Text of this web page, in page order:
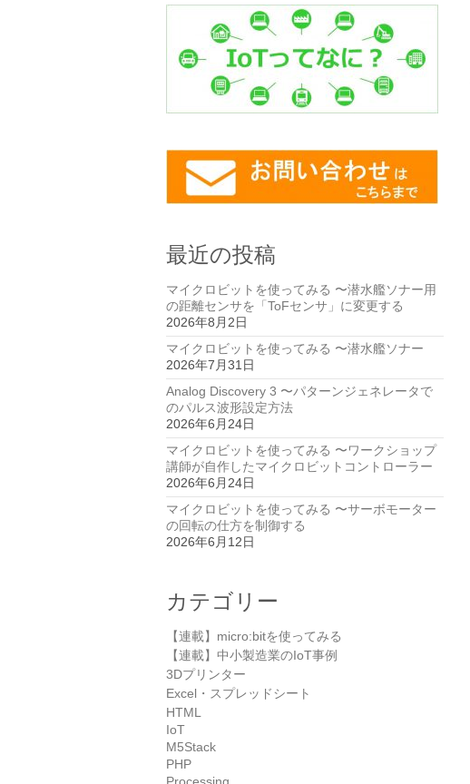
最近の投稿
マイクロビットを使ってみる 〜潜水艦ソナー用
の距離センサを「ToFセンサ」に変更する
2026年8月2日
マイクロビットを使ってみる 〜潜水艦ソナー
2026年7月31日
Analog Discovery 3 〜パターンジェネレータで
のパルス波形設定方法
2026年6月24日
マイクロビットを使ってみる 〜ワークショップ
講師が自作したマイクロビットコントローラー
2026年6月24日
マイクロビットを使ってみる 〜サーボモーター
の回転の仕方を制御する
2026年6月12日
カテゴリー
【連載】micro:bitを使ってみる
【連載】中小製造業のIoT事例
3Dプリンター
Excel・スプレッドシート
HTML
IoT
M5Stack
PHP